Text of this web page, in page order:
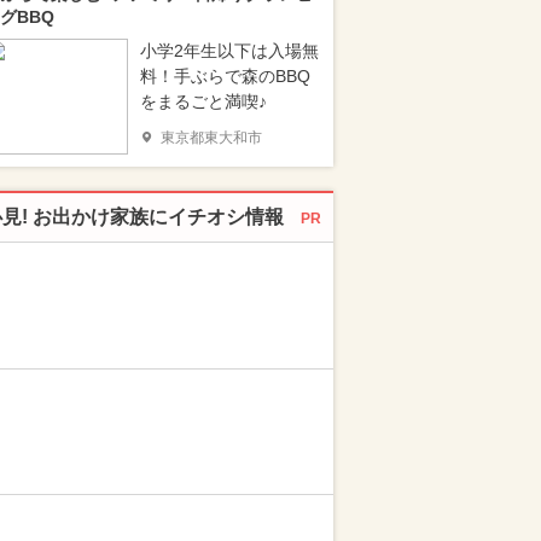
BBQ
小学2年生以下は入場無
料！手ぶらで森のBBQ
をまるごと満喫♪
東京都東大和市
! お出かけ家族にイチオシ情報 PR